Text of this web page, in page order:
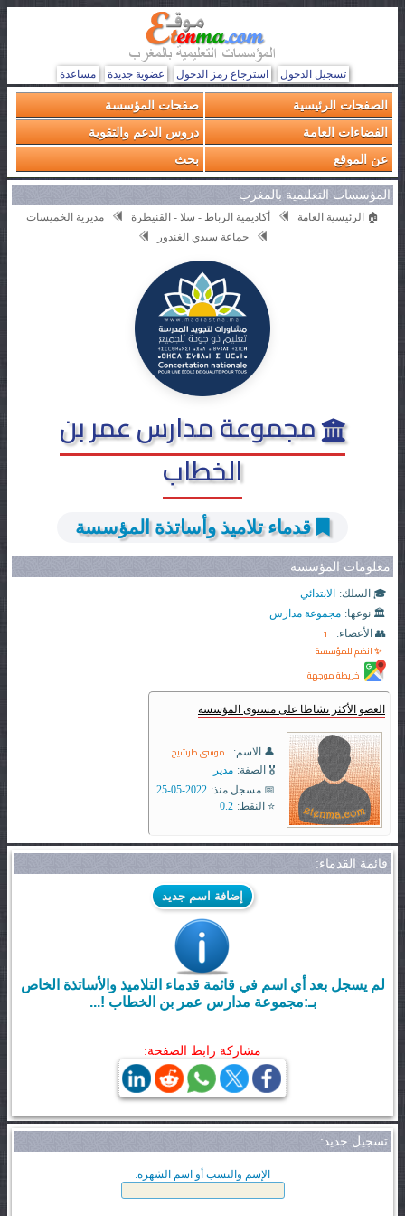
تسجيل الدخول استرجاع رمز الدخول عضوية جديدة مساعدة
الصفحات الرئيسية
صفحات المؤسسة
الفضاءات العامة
دروس الدعم والتقوية
عن الموقع
بحث
المؤسسات التعليمية بالمغرب
🏠 الرئيسية العامة أكاديمية الرباط - سلا - القنيطرة
مديرية الخميسات
جماعة سيدي الغندور
مجموعة مدارس عمر بن
الخطاب
قدماء تلاميذ وأساتذة المؤسسة
معلومات المؤسسة
🎓 السلك: الابتدائي
🏛️ نوعها: مجموعة مدارس
👥 الأعضاء:
1
✨ انضم للمؤسسة
خريطة موجهة
العضو الأكثر نشاطا على مستوى المؤسسة
👤 الاسم: موسى طرشيح
🎖️ الصفة: مدير
📅 مسجل منذ: 2022-05-25
⭐ النقط: 0.2
قائمة القدماء:
إضافة اسم جديد
لم يسجل بعد أي اسم في قائمة قدماء التلاميذ والأساتذة الخاص
بـ:مجموعة مدارس عمر بن الخطاب !...
مشاركة رابط الصفحة:
تسجيل جديد:
الإسم والنسب أو اسم الشهرة: